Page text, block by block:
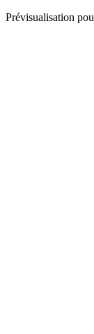
Prévisualisation